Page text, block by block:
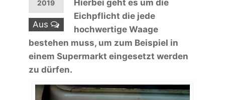
2019
Aus
Hierbei geht es um die
Eichpflicht die jede
hochwertige Waage
bestehen muss, um zum Beispiel in
einem Supermarkt eingesetzt werden
zu dürfen.